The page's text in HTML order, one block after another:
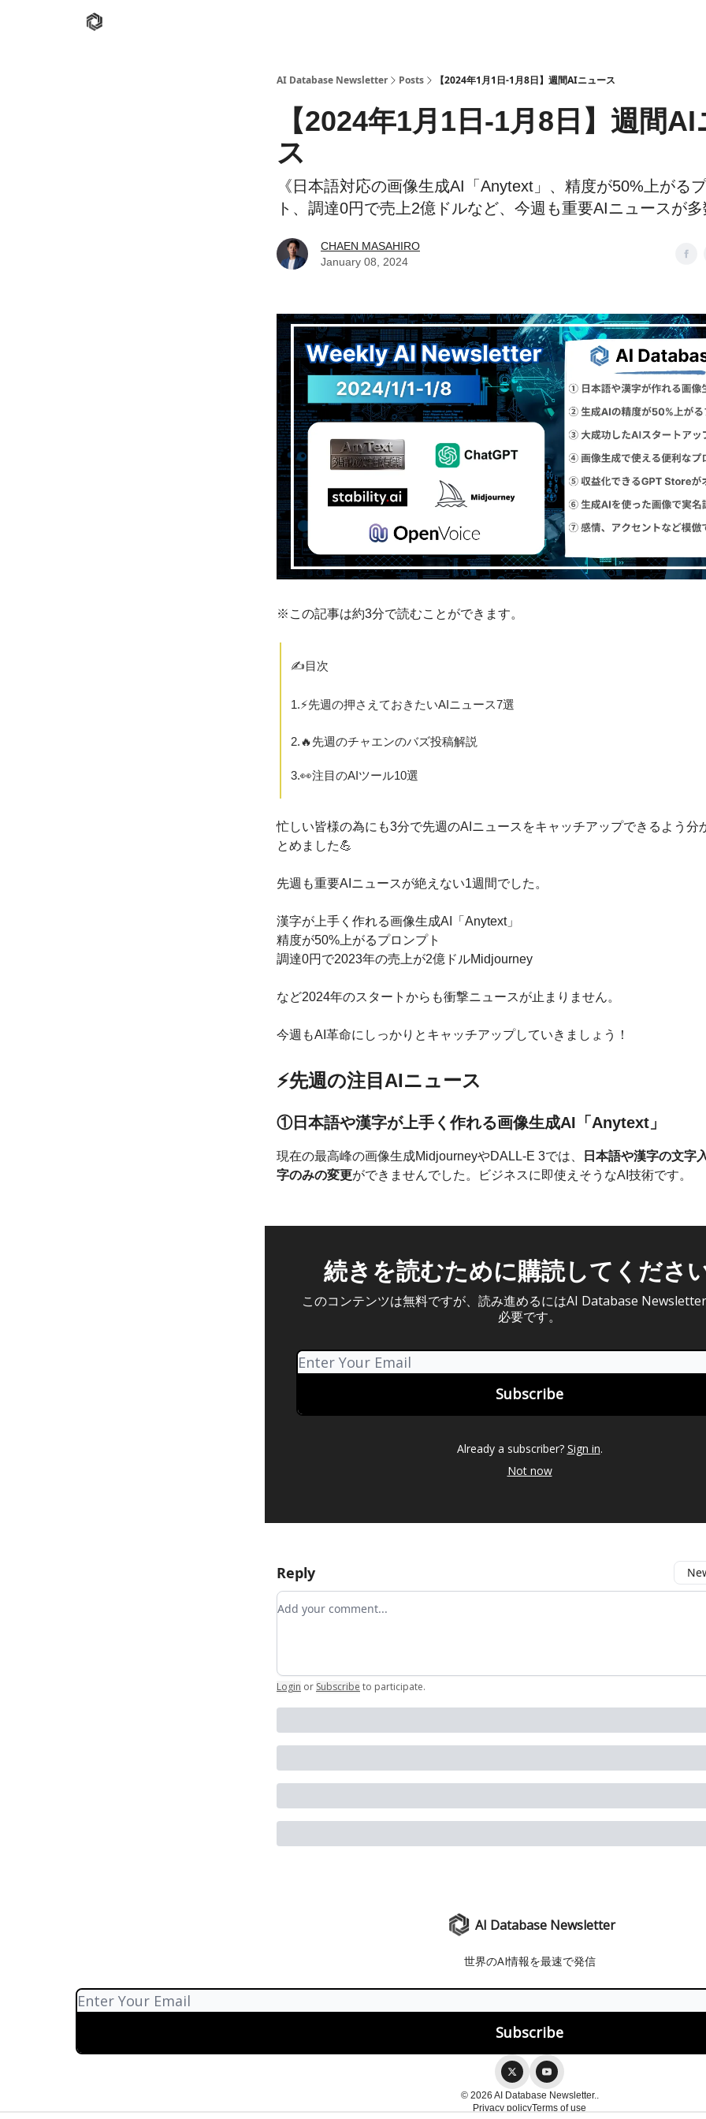
AI Database Newsletter Posts 【2024年1月1日-1月8日】週間AIニュース
【2024年1月1日-1月8日】週間
ス
《日本語対応の画像生成AI「Anytext」、精度が50%上がる
ト、調達0円で売上2億ドルなど、今週も重要AIニュースが多
CHAEN MASAHIRO
January 08, 2024
※この記事は約3分で読むことができます。
✍️目次
1.⚡️先週の押さえておきたいAIニュース7選
2.🔥先週のチャエンのバズ投稿解説
3.👀注目のAIツール10選
忙しい皆様の為にも3分で先週のAIニュースをキャッチアップできるよう分
とめました💪
先週も重要AIニュースが絶えない1週間でした。
漢字が上手く作れる画像生成AI「Anytext」
精度が50%上がるプロンプト
調達0円で2023年の売上が2億ドルMidjourney
など2024年のスタートからも衝撃ニュースが止まりません。
今週もAI革命にしっかりとキャッチアップしていきましょう！
⚡️先週の注目AIニュース
①日本語や漢字が上手く作れる画像生成AI「Anytext」
現在の最高峰の画像生成MidjourneyやDALL-E 3では、 日本語や漢字の文字
字のみの変更ができませんでした。ビジネスに即使えそうなAI技術です。
続きを読むために購読してくださ
このコンテンツは無料ですが、読み進めるにはAI Database
必要です。
Already a subscriber? Sign in.
Not now
Reply
Add your comment
Login or Subscribe to participate.
AI Database Newsletter
世界のAI情報を最速で発信
© 2026 AI Database Newsletter..
Privacy policyTerms of use